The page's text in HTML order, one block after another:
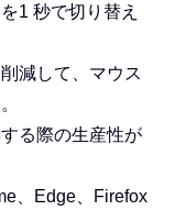
1 秒で切り替え
減して、マウス
る際の生産性が
、Edge、Firefox